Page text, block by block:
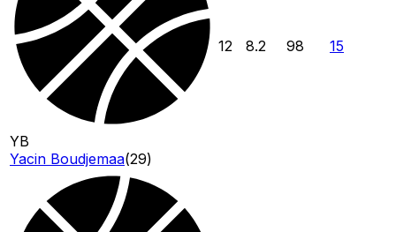
YB
Yacin Boudjemaa(29)
12 8.2 98 15